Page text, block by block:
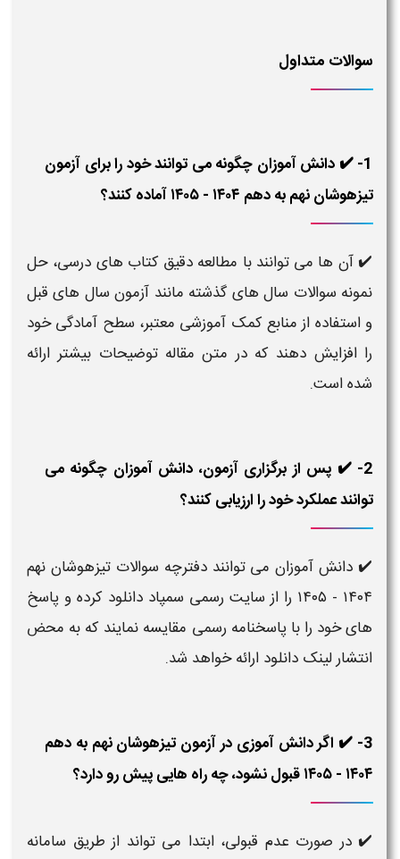
سوالات متداول
1- ✔️ دانش آموزان چگونه می توانند خود را برای آزمون
تیزهوشان نهم به دهم ۱۴۰۴ - ۱۴۰۵ آماده کنند؟
✔️ آن ها می توانند با مطالعه دقیق کتاب های درسی، حل
نمونه سوالات سال های گذشته مانند آزمون سال های قبل
و استفاده از منابع کمک آموزشی معتبر، سطح آمادگی خود
را افزایش دهند که در متن مقاله توضیحات بیشتر ارائه
شده است.
2- ✔️ پس از برگزاری آزمون، دانش آموزان چگونه می
توانند عملکرد خود را ارزیابی کنند؟
✔️ دانش آموزان می توانند دفترچه سوالات تیزهوشان نهم
۱۴۰۴ - ۱۴۰۵ را از سایت رسمی سمپاد دانلود کرده و پاسخ
های خود را با پاسخنامه رسمی مقایسه نمایند که به محض
انتشار لینک دانلود ارائه خواهد شد.
3- ✔️ اگر دانش آموزی در آزمون تیزهوشان نهم به دهم
۱۴۰۴ - ۱۴۰۵ قبول نشود، چه راه هایی پیش رو دارد؟
✔️ در صورت عدم قبولی، ابتدا می تواند از طریق سامانه